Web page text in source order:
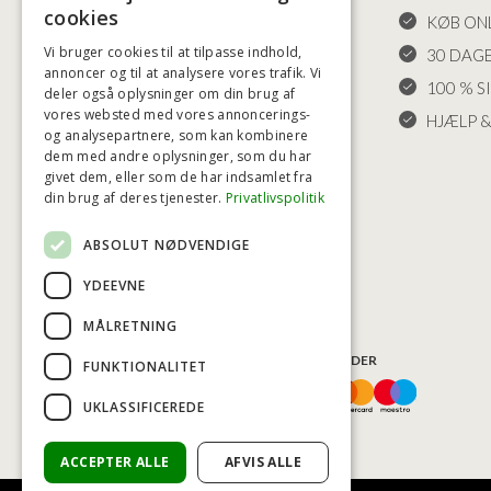
LEVERING OG RETURET
FORTRYDELSESRET
KLAGER
FRAGT
INDSTILLINGER FOR COOKIES
KØB
30
100 %
HJÆLP
BETALINGSMULIGHEDER
cookies
Vi bruger cookies til at tilpasse indhold,
annoncer og til at analysere vores trafik. Vi
deler også oplysninger om din brug af
vores websted med vores annoncerings-
og analysepartnere, som kan kombinere
dem med andre oplysninger, som du har
givet dem, eller som de har indsamlet fra
din brug af deres tjenester. Privatlivspolitik
ABSOLUT NØDVENDIGE
YDEEVNE
MÅLRETNING
FUNKTIONALITET
UKLASSIFICEREDE
ACCEPTER ALLE AFVIS ALLE